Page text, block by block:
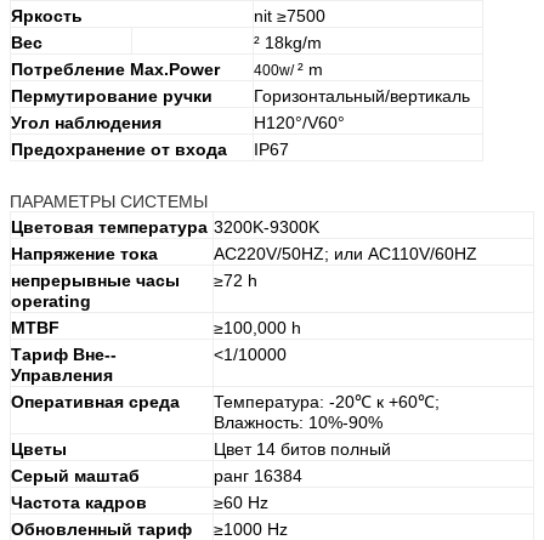
Яркость
nit ≥7500
Вес
² 18kg/m
Потребление Max.Power
400w/² m
Пермутирование ручки
Горизонтальный/вертикаль
Угол наблюдения
H120°/V60°
Предохранение от входа
IP67
ПАРАМЕТРЫ СИСТЕМЫ
Цветовая температура 3200K-9300K
Напряжение тока
AC220V/50HZ; или AC110V/60HZ
непрерывные часы
operating
≥72 h
MTBF
≥100,000 h
Тариф Вне--
Управления
<1/10000
Оперативная среда
Температура: -20℃ к +60℃;
Влажность: 10%-90%
Цветы
Цвет 14 битов полный
Серый маштаб
ранг 16384
Частота кадров
≥60 Hz
Обновленный тариф
≥1000 Hz